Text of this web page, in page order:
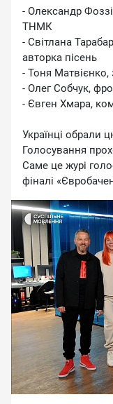
- Олександр
ТНМК
- Світлана
авторка пісень
- Тоня Матвієнко,
- Олег Собчук,
- Євген Хмара,
Українці обрали
Голосування
Саме це журі
фіналі